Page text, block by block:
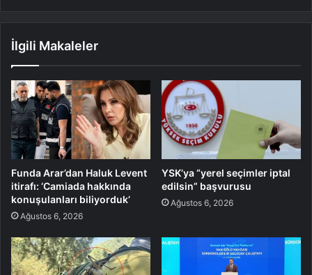
İlgili Makaleler
Funda Arar’dan Haluk Levent
itirafı: ‘Camiada hakkında
konuşulanları biliyorduk’
Ağustos 6, 2026
YSK’ya “yerel seçimler iptal
edilsin” başvurusu
Ağustos 6, 2026